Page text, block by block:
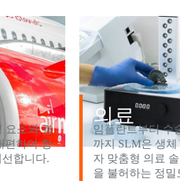
요소와 경
편하여 항
합니다.
의료
임플란트부터 수
까지 SLM은 생
자 맞춤형 의료
을 불허하는 정